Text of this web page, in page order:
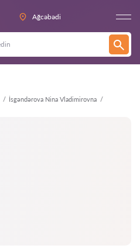
Ağcəbədi
İsgəndərova Nina Vladimirovna